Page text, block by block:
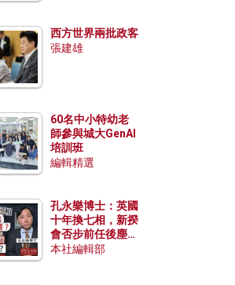
西方世界兩批政客
張建雄
60名中小特幼老
師參與城大GenAI
培訓班
編輯精選
孔永樂博士：英國
十年換七相，新揆
會否步前任後塵？
脫歐後英國經濟為
本社編輯部